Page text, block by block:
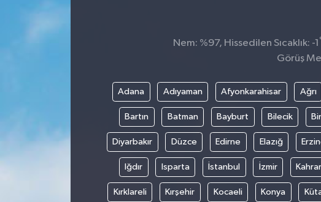
Nem: %97, Hissedilen Sıcaklık: -1
Görüş
Adana Adıyaman Afyonkarahisar Ağrı
Bartın Batman Bayburt Bilecik
Diyarbakır Düzce Edirne Elazığ
Iğdır Isparta İstanbul İzmir
Kırklareli Kırşehir Kocaeli Konya